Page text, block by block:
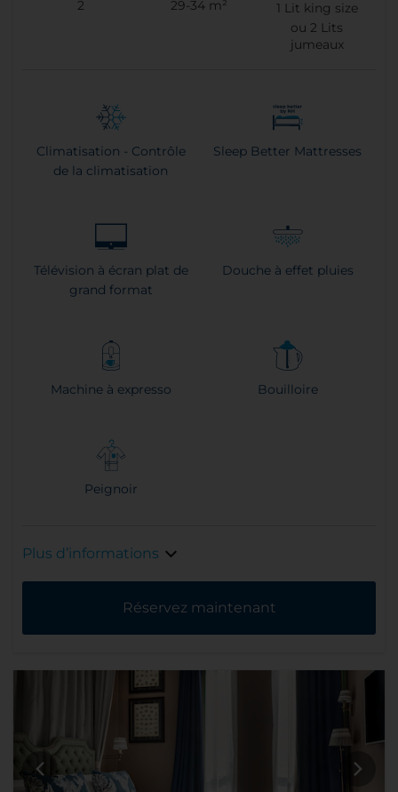
2 29-34 m² 1 Lit king size
ou 2 Lits
jumeaux
Climatisation - Contrôle
de la climatisation
Sleep Better Mattresses
Télévision à écran plat de
grand format
Douche à effet pluies
Machine à expresso Bouilloire
Peignoir
Plus d’informations
Réservez maintenant